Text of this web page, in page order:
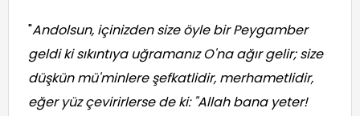
"Andolsun, içinizden size öyle bir Peygamber
geldi ki sıkıntıya uğramanız O'na ağır gelir; size
düşkün mü'minlere şefkatlidir, merhametlidir,
eğer yüz çevirirlerse de ki: "Allah bana yeter!